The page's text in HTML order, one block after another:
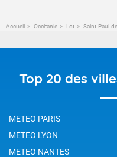
Accueil Occitanie Lot Saint-Paul-
Top 20 des
METEO PARIS
METEO LYON
METEO NANTES